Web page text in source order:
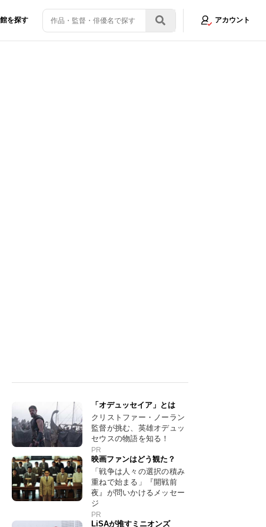
を探す アカウント
「オデュッセイア」とは
クリストファー・ノーラン
監督が挑む、英雄オデュッ
セウスの物語を知る！
PR
映画ファンはどう観た？
「戦争は人々の選択の積み
重ねで始まる」『開戦前
夜』が問いかけるメッセー
ジ
PR
LiSAが推すミニオンズ